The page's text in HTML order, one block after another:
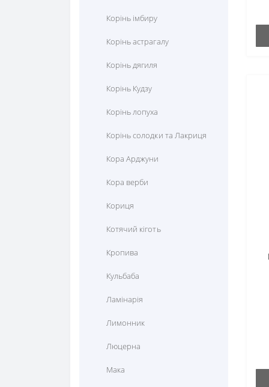
Корінь імбиру
Корінь астрагалу
Корінь дягиля
Корінь Кудзу
Корінь лопуха
Корінь солодки та Лакриця
Кора Арджуни
Кора верби
Кориця
Котячий кіготь
Кропива
Кульбаба
Ламінарія
Лимонник
Люцерна
Мака